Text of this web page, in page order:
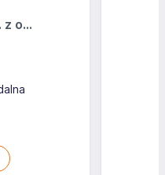
o...